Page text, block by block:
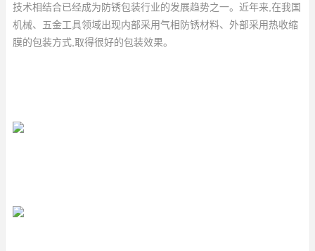
技术相结合已经成为防锈包装行业的发展趋势之一。近年来,在我国
机械、五金工具领域出现内部采用气相防锈材料、外部采用热收缩
膜的包装方式,取得很好的包装效果。